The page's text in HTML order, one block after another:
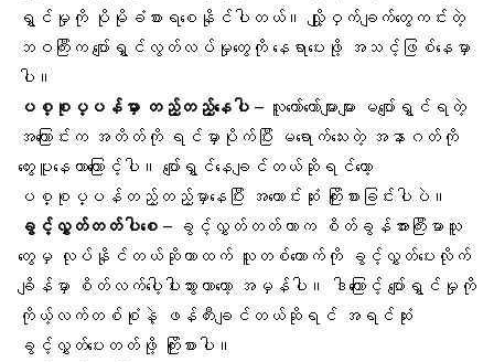
ရွှင်မှုကို ပိုမိုခံစားရစေနိုင်ပါတယ်။ လျှို့ဝှက်ချက်တွေကင်းတဲ့
ဘဝကြီးက ပျော်ရွှင်လွတ်လပ်မှုတွေကို နေရာပေးဖို့ အသင့်ဖြစ်နေမှာ
ပါ။
ပစ္စုပ္ပန်မှာ တည့်တည့်နေပါ– လူတော်တော်များများ မပျော်ရွှင်ရတဲ့
အကြောင်းက အတိတ်ကို ရင်မှာပိုက်ပြီး မရောက်သေးတဲ့ အနာဂတ်ကို
တွေးပူနေတာကြောင့်ပါ။ ပျော်ရွှင်နေချင်တယ်ဆိုရင်တော့
ပစ္စုပ္ပန်တည့်တည့်မှာနေပြီး အကောင်းဆုံး ကြိုးစားခြင်းပါပဲ။
ခွင့်လွှတ်တတ်ပါစေ – ခွင့်လွှတ်တတ်တာက စိတ်ခွန်အားကြီးမာသူ
တွေမှ လုပ်နိုင်တယ်ဆိုတာထက် လူတစ်ယောက်ကို ခွင့်လွှတ်ပေးလိုက်
ချိန်မှာ စိတ်လက်ပေါ့ပါးသွားတာတော့ အမှန်ပါ။ ဒါကြောင့် ပျော်ရွှင်မှုကို
ကိုယ့်လက်တစ်စုံနဲ့ ဖန်တီးချင်တယ်ဆိုရင် အရင်ဆုံး
ခွင့်လွှတ်ပေးတတ်ဖို့ ကြိုးစားပါ။